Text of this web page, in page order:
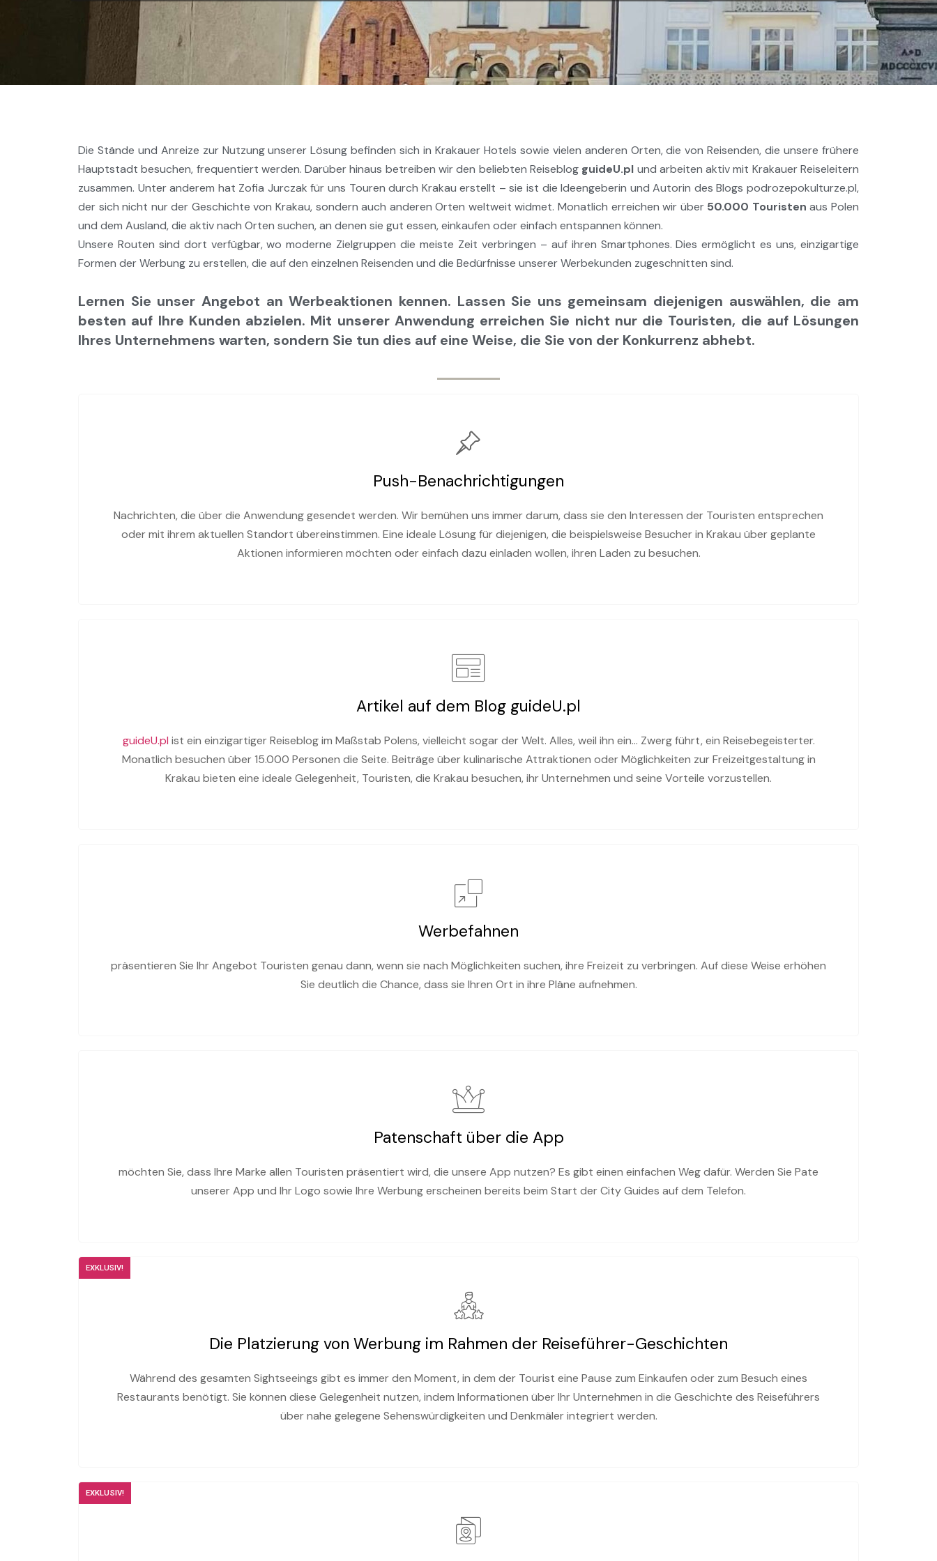
Die Stände und Anreize zur Nutzung unserer Lösung befinden sich in Krakauer Hotels sowie vielen anderen Orten, die von Reisenden, die unsere frühere
Hauptstadt besuchen, frequentiert werden. Darüber hinaus betreiben wir den beliebten Reiseblog guideU.pl und arbeiten aktiv mit Krakauer Reiseleitern
zusammen. Unter anderem hat Zofia Jurczak für uns Touren durch Krakau erstellt – sie ist die Ideengeberin und Autorin des Blogs podrozepokulturze.pl,
der sich nicht nur der Geschichte von Krakau, sondern auch anderen Orten weltweit widmet. Monatlich erreichen wir über 50.000 Touristen aus Polen
und dem Ausland, die aktiv nach Orten suchen, an denen sie gut essen, einkaufen oder einfach entspannen können.
Unsere Routen sind dort verfügbar, wo moderne Zielgruppen die meiste Zeit verbringen – auf ihren Smartphones. Dies ermöglicht es uns, einzigartige
Formen der Werbung zu erstellen, die auf den einzelnen Reisenden und die Bedürfnisse unserer Werbekunden zugeschnitten sind.
Lernen Sie unser Angebot an Werbeaktionen kennen. Lassen Sie uns gemeinsam diejenigen auswählen, die am
besten auf Ihre Kunden abzielen. Mit unserer Anwendung erreichen Sie nicht nur die Touristen, die auf Lösungen
Ihres Unternehmens warten, sondern Sie tun dies auf eine Weise, die Sie von der Konkurrenz abhebt.
Push-Benachrichtigungen
Nachrichten, die über die Anwendung gesendet werden. Wir bemühen uns immer darum, dass sie den Interessen der Touristen entsprechen
oder mit ihrem aktuellen Standort übereinstimmen. Eine ideale Lösung für diejenigen, die beispielsweise Besucher in Krakau über geplante
Aktionen informieren möchten oder einfach dazu einladen wollen, ihren Laden zu besuchen.
Artikel auf dem Blog guideU.pl
guideU.pl ist ein einzigartiger Reiseblog im Maßstab Polens, vielleicht sogar der Welt. Alles, weil ihn ein... Zwerg führt, ein Reisebegeisterter.
Monatlich besuchen über 15.000 Personen die Seite. Beiträge über kulinarische Attraktionen oder Möglichkeiten zur Freizeitgestaltung in
Krakau bieten eine ideale Gelegenheit, Touristen, die Krakau besuchen, ihr Unternehmen und seine Vorteile vorzustellen.
Werbefahnen
präsentieren Sie Ihr Angebot Touristen genau dann, wenn sie nach Möglichkeiten suchen, ihre Freizeit zu verbringen. Auf diese Weise erhöhen
Sie deutlich die Chance, dass sie Ihren Ort in ihre Pläne aufnehmen.
Patenschaft über die App
möchten Sie, dass Ihre Marke allen Touristen präsentiert wird, die unsere App nutzen? Es gibt einen einfachen Weg dafür. Werden Sie Pate
unserer App und Ihr Logo sowie Ihre Werbung erscheinen bereits beim Start der City Guides auf dem Telefon.
Die Platzierung von Werbung im Rahmen der Reiseführer-Geschichten
Während des gesamten Sightseeings gibt es immer den Moment, in dem der Tourist eine Pause zum Einkaufen oder zum Besuch eines
Restaurants benötigt. Sie können diese Gelegenheit nutzen, indem Informationen über Ihr Unternehmen in die Geschichte des Reiseführers
über nahe gelegene Sehenswürdigkeiten und Denkmäler integriert werden.
EXKLUSIV!
EXKLUSIV!